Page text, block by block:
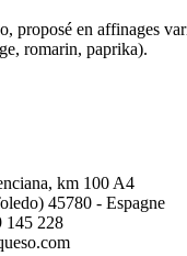
proposé en affinages
romarin, paprika).
km 100 A4
45780 - Espagne
145 228